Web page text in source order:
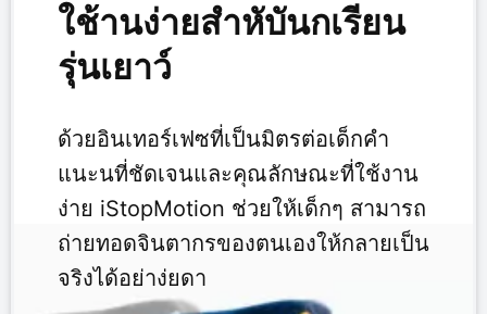
ใช้านง่ายสำหับันกเรียน
รุ่นเยาว์
ด้วยอินเทอร์เฟซที่เป็นมิตรต่อเด็กคำ
แนะนที่ชัดเจนและคุณลักษณะที่ใช้งาน
ง่าย iStopMotion ช่วยให้เด็กๆ สามารถ
ถ่ายทอดจินตากรของตนเองให้กลายเป็น
จริงได้อย่าง่ยดา